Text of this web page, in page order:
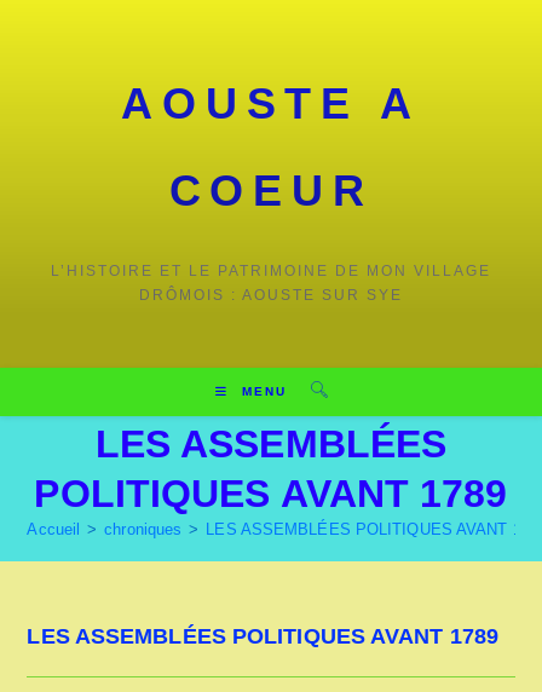
AOUSTE A
COEUR
L’HISTOIRE ET LE PATRIMOINE DE MON VILLAGE
DRÔMOIS : AOUSTE SUR SYE
MENU
LES ASSEMBLÉES
POLITIQUES AVANT 1789
Accueil > chroniques > LES ASSEMBLÉES POLITIQUES AVANT
LES ASSEMBLÉES POLITIQUES AVANT 1789